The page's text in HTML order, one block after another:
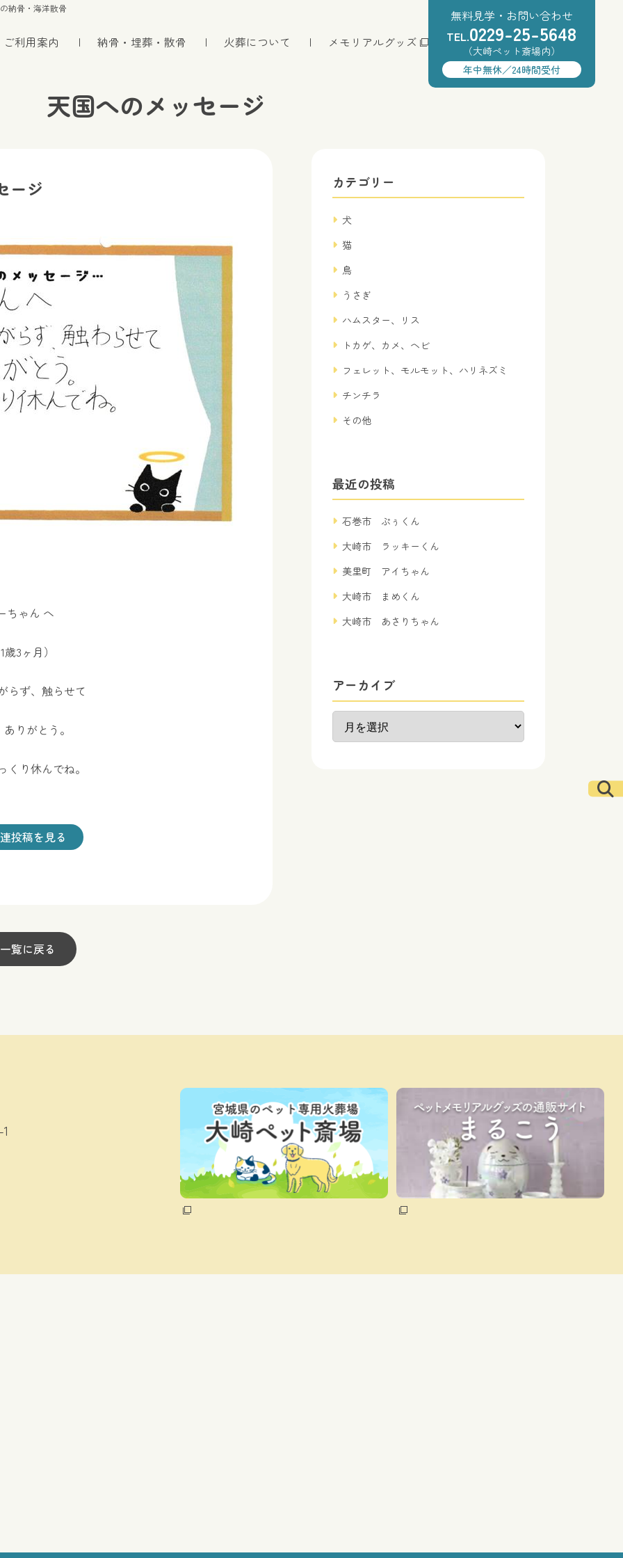
納骨・海洋散骨
ご利用案内 納骨・埋葬・散骨 火葬について メモリアルグッズ
無料見学・お問い合わせ
TEL.0229-25-5648
（大崎ペット斎場内）
年中無休／24時間受付
天国へのメッセージ
ージ
ちゃん へ
歳3ヶ月）
らず、触らせて
りがとう。
くり休んでね。
投稿を見る
一覧に戻る
カテゴリー
犬
猫
鳥
うさぎ
ハムスター、リス
トカゲ、カメ、ヘビ
フェレット、モルモット、ハリネズミ
チンチラ
その他
最近の投稿
石巻市 ぷぅくん
大崎市 ラッキーくん
美里町 アイちゃん
大崎市 まめくん
大崎市 あさりちゃん
アーカイブ
ー